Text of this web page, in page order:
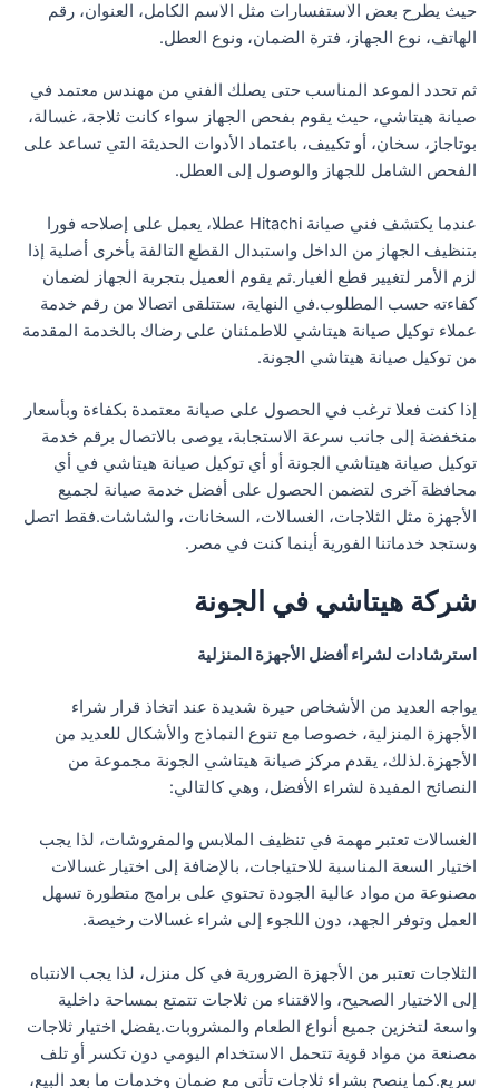
حيث يطرح بعض الاستفسارات مثل الاسم الكامل، العنوان، رقم
الهاتف، نوع الجهاز، فترة الضمان، ونوع العطل.
ثم تحدد الموعد المناسب حتى يصلك الفني من مهندس معتمد في
صيانة هيتاشي، حيث يقوم بفحص الجهاز سواء كانت ثلاجة، غسالة،
بوتاجاز، سخان، أو تكييف، باعتماد الأدوات الحديثة التي تساعد على
الفحص الشامل للجهاز والوصول إلى العطل.
عندما يكتشف فني صيانة Hitachi عطلا، يعمل على إصلاحه فورا
بتنظيف الجهاز من الداخل واستبدال القطع التالفة بأخرى أصلية إذا
لزم الأمر لتغيير قطع الغيار.ثم يقوم العميل بتجربة الجهاز لضمان
كفاءته حسب المطلوب.في النهاية، ستتلقى اتصالا من رقم خدمة
عملاء توكيل صيانة هيتاشي للاطمئنان على رضاك بالخدمة المقدمة
من توكيل صيانة هيتاشي الجونة.
إذا كنت فعلا ترغب في الحصول على صيانة معتمدة بكفاءة وبأسعار
منخفضة إلى جانب سرعة الاستجابة، يوصى بالاتصال برقم خدمة
توكيل صيانة هيتاشي الجونة أو أي توكيل صيانة هيتاشي في أي
محافظة آخرى لتضمن الحصول على أفضل خدمة صيانة لجميع
الأجهزة مثل الثلاجات، الغسالات، السخانات، والشاشات.فقط اتصل
وستجد خدماتنا الفورية أينما كنت في مصر.
شركة هيتاشي في الجونة
استرشادات لشراء أفضل الأجهزة المنزلية
يواجه العديد من الأشخاص حيرة شديدة عند اتخاذ قرار شراء
الأجهزة المنزلية، خصوصا مع تنوع النماذج والأشكال للعديد من
الأجهزة.لذلك، يقدم مركز صيانة هيتاشي الجونة مجموعة من
النصائح المفيدة لشراء الأفضل، وهي كالتالي:
الغسالات تعتبر مهمة في تنظيف الملابس والمفروشات، لذا يجب
اختيار السعة المناسبة للاحتياجات، بالإضافة إلى اختيار غسالات
مصنوعة من مواد عالية الجودة تحتوي على برامج متطورة تسهل
العمل وتوفر الجهد، دون اللجوء إلى شراء غسالات رخيصة.
الثلاجات تعتبر من الأجهزة الضرورية في كل منزل، لذا يجب الانتباه
إلى الاختيار الصحيح، والاقتناء من ثلاجات تتمتع بمساحة داخلية
واسعة لتخزين جميع أنواع الطعام والمشروبات.يفضل اختيار ثلاجات
مصنعة من مواد قوية تتحمل الاستخدام اليومي دون تكسر أو تلف
سريع.كما ينصح بشراء ثلاجات تأتي مع ضمان وخدمات ما بعد البيع،